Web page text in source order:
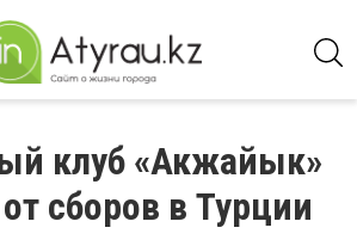
клуб «Акжайык»
сборов в Турции